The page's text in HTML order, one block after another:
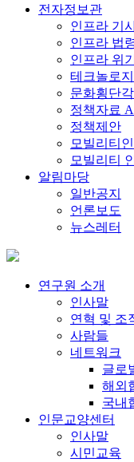
전자정보관
인프라 기
인프라 법
인프라 위
테크놀로
문화횡단
정책자료
정책제안
모빌리티
모빌리티
알림마당
일반공지
언론보도
뉴스레터
연구원 소개
인사말
연혁 및 조
사람들
네트워크
글로
해외
국내
인문교양센터
인사말
시민교육